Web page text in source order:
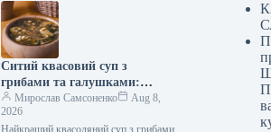
Ситий квасовий суп з
грибами та галушками:
покроковий рецепт з фото
Мирослав Самсоненко
Aug 8,
2026
Найкращий квасоляний суп з грибами